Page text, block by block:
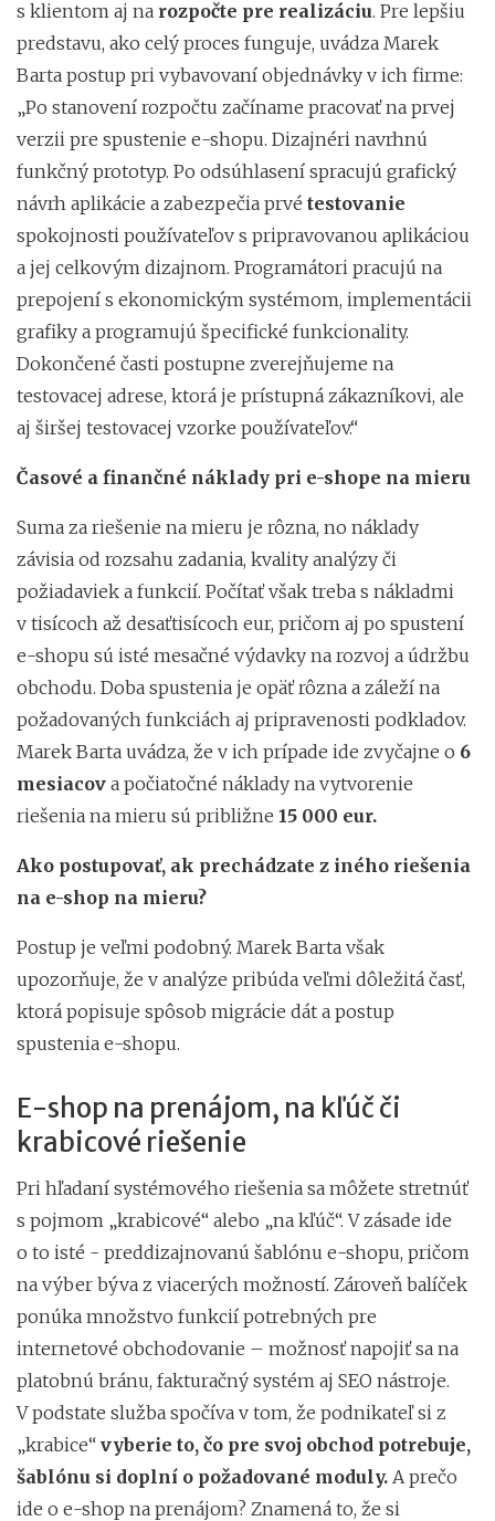
s klientom aj na rozpočte pre realizáciu. Pre lepšiu
predstavu, ako celý proces funguje, uvádza Marek
Barta postup pri vybavovaní objednávky v ich firme:
„Po stanovení rozpočtu začíname pracovať na prvej
verzii pre spustenie e-shopu. Dizajnéri navrhnú
funkčný prototyp. Po odsúhlasení spracujú grafický
návrh aplikácie a zabezpečia prvé testovanie
spokojnosti používateľov s pripravovanou aplikáciou
a jej celkovým dizajnom. Programátori pracujú na
prepojení s ekonomickým systémom, implementácii
grafiky a programujú špecifické funkcionality.
Dokončené časti postupne zverejňujeme na
testovacej adrese, ktorá je prístupná zákazníkovi, ale
aj širšej testovacej vzorke používateľov.“
Časové a finančné náklady pri e-shope na mieru
Suma za riešenie na mieru je rôzna, no náklady
závisia od rozsahu zadania, kvality analýzy či
požiadaviek a funkcií. Počítať však treba s nákladmi
v tisícoch až desaťtisícoch eur, pričom aj po spustení
e-shopu sú isté mesačné výdavky na rozvoj a údržbu
obchodu. Doba spustenia je opäť rôzna a záleží na
požadovaných funkciách aj pripravenosti podkladov.
Marek Barta uvádza, že v ich prípade ide zvyčajne o 6
mesiacov a počiatočné náklady na vytvorenie
riešenia na mieru sú približne 15 000 eur.
Ako postupovať, ak prechádzate z iného riešenia
na e-shop na mieru?
Postup je veľmi podobný. Marek Barta však
upozorňuje, že v analýze pribúda veľmi dôležitá časť,
ktorá popisuje spôsob migrácie dát a postup
spustenia e-shopu.
E-shop na prenájom, na kľúč či
krabicové riešenie
Pri hľadaní systémového riešenia sa môžete stretnúť
s pojmom „krabicové“ alebo „na kľúč“. V zásade ide
o to isté - preddizajnovanú šablónu e-shopu, pričom
na výber býva z viacerých možností. Zároveň balíček
ponúka množstvo funkcií potrebných pre
internetové obchodovanie – možnosť napojiť sa na
platobnú bránu, fakturačný systém aj SEO nástroje.
V podstate služba spočíva v tom, že podnikateľ si z
„krabice“ vyberie to, čo pre svoj obchod potrebuje,
šablónu si doplní o požadované moduly. A prečo
ide o e-shop na prenájom? Znamená to, že si